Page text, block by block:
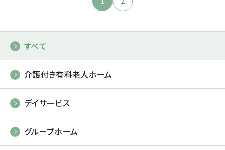
すべて
介護付き有料老人ホーム
デイサービス
グループホーム